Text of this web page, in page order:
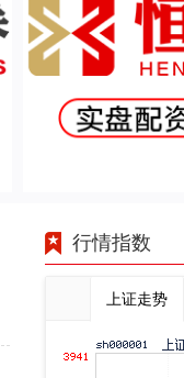
行情指数
上证走势